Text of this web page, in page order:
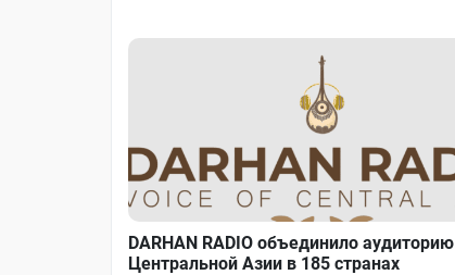
DARHAN RADIO объединило аудиторию
Центральной Азии в 185 странах